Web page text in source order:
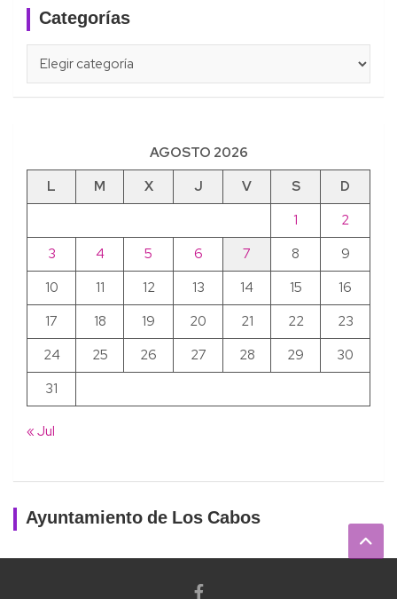
Categorías
AGOSTO 2026
L
M X J V S
D
1
2
3
4 5 6 7 8
9
10
11 12 13 14 15
16
17
18 19 20 21 22
23
24
25 26 27 28 29
30
31
« Jul
Ayuntamiento de Los Cabos